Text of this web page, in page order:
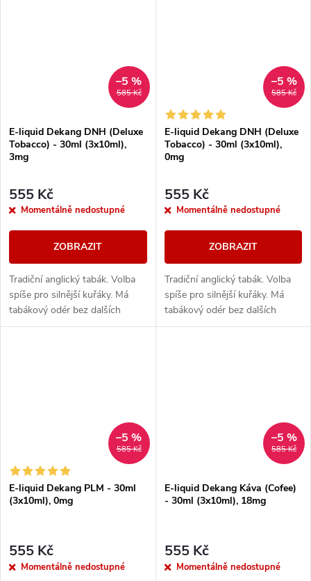
585 Kč
–5 %
E-liquid Dekang DNH (Deluxe
Tobacco) - 30ml (3x10ml),
3mg
555 Kč
Momentálně nedostupné
ZOBRAZIT
Tradiční anglický tabák. Volba
spíše pro silnější kuřáky. Má
tabákový odér bez dalších
aromatických prvků.
585 Kč
–5 %
E-liquid Dekang DNH (Deluxe
Tobacco) - 30ml (3x10ml),
0mg
555 Kč
Momentálně nedostupné
ZOBRAZIT
Tradiční anglický tabák. Volba
spíše pro silnější kuřáky. Má
tabákový odér bez dalších
aromatických prvků.
585 Kč
–5 %
E-liquid Dekang PLM - 30ml
(3x10ml), 0mg
555 Kč
Momentálně nedostupné
585 Kč
–5 %
E-liquid Dekang Káva (Cofee)
- 30ml (3x10ml), 18mg
555 Kč
Momentálně nedostupné